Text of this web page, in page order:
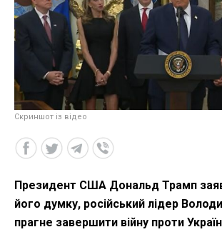
Скриншот із відео
Президент США Дональд Трамп
його думку, російський лідер
прагне завершити війну проти